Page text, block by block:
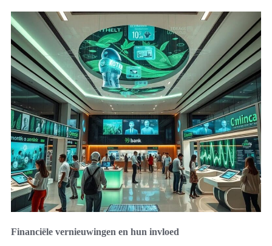
Financiële vernieuwingen en hun invloed